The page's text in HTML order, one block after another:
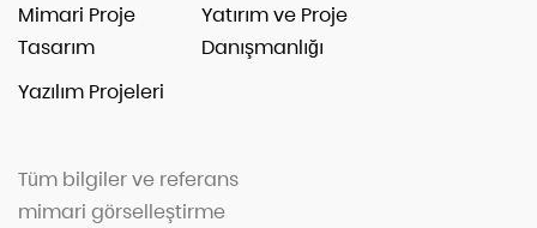
Mimari Proje
Tasarım
Yatırım ve Proje
Danışmanlığı
Yazılım Projeleri
Tüm bilgiler ve referans
mimari görselleştirme